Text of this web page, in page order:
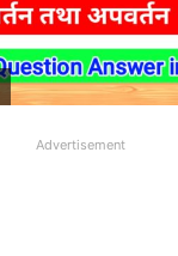
Advertisement